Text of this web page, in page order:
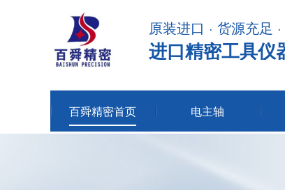
原装进口 · 货源充足
进口精密工具仪
百舜精密首页 电主轴